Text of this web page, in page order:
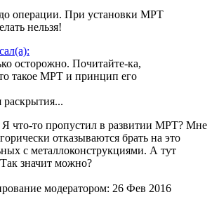
операции. При установки МРТ
нельзя!
осторожно. Почитайте-ка,
такое МРТ и принцип его
что-то пропустил в развитии МРТ? Мне
отказываются брать на это
с металлоконструкциями. А тут
значит можно?
модератором: 26 Фев 2016